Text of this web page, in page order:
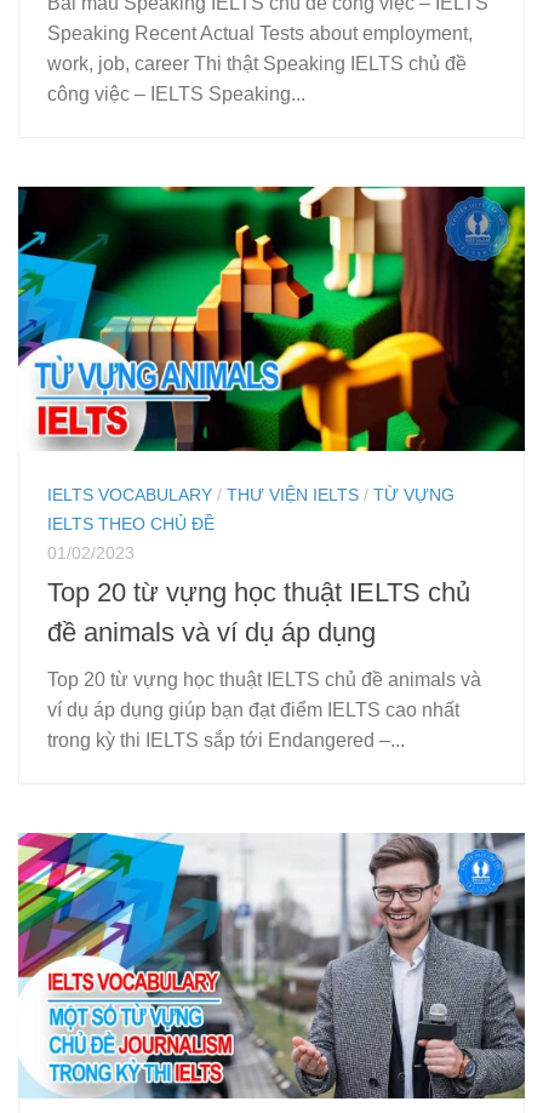
Speaking Recent Actual Tests about employment,
work, job, career Thi thật Speaking IELTS chủ đề
công việc – IELTS Speaking...
IELTS VOCABULARY / THƯ VIỆN IELTS / TỪ VỰNG
IELTS THEO CHỦ ĐỀ
01/02/2023
Top 20 từ vựng học thuật IELTS chủ
đề animals và ví dụ áp dụng
Top 20 từ vựng học thuật IELTS chủ đề animals và
ví dụ áp dụng giúp bạn đạt điểm IELTS cao nhất
trong kỳ thi IELTS sắp tới Endangered –...